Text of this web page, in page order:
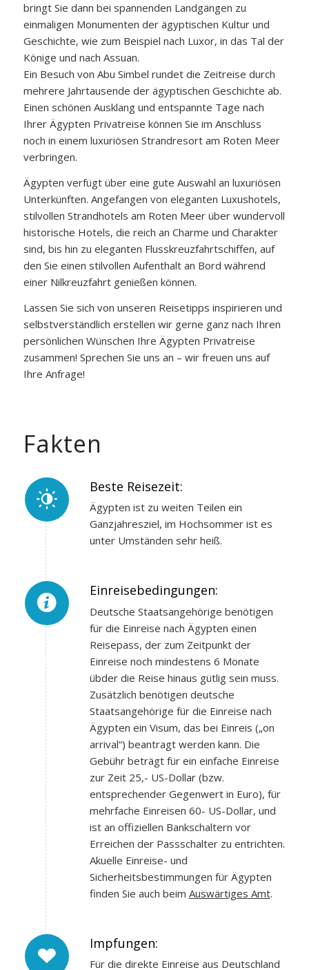
bringt Sie dann bei spannenden Landgängen zu
einmaligen Monumenten der ägyptischen Kultur und
Geschichte, wie zum Beispiel nach Luxor, in das Tal der
Könige und nach Assuan.
Ein Besuch von Abu Simbel rundet die Zeitreise durch
mehrere Jahrtausende der ägyptischen Geschichte ab.
Einen schönen Ausklang und entspannte Tage nach
Ihrer Ägypten Privatreise können Sie im Anschluss
noch in einem luxuriösen Strandresort am Roten Meer
verbringen.
Ägypten verfügt über eine gute Auswahl an luxuriösen
Unterkünften. Angefangen von eleganten Luxushotels,
stilvollen Strandhotels am Roten Meer über wundervoll
historische Hotels, die reich an Charme und Charakter
sind, bis hin zu eleganten Flusskreuzfahrtschiffen, auf
den Sie einen stilvollen Aufenthalt an Bord während
einer Nilkreuzfahrt genießen können.
Lassen Sie sich von unseren Reisetipps inspirieren und
selbstverständlich erstellen wir gerne ganz nach Ihren
persönlichen Wünschen Ihre Ägypten Privatreise
zusammen! Sprechen Sie uns an – wir freuen uns auf
Ihre Anfrage!
Fakten
Beste Reisezeit:
Ägypten ist zu weiten Teilen ein
Ganzjahresziel, im Hochsommer ist es
unter Umständen sehr heiß.
Einreisebedingungen:
Deutsche Staatsangehörige benötigen
für die Einreise nach Ägypten einen
Reisepass, der zum Zeitpunkt der
Einreise noch mindestens 6 Monate
übder die Reise hinaus gütlig sein muss.
Zusätzlich benötigen deutsche
Staatsangehörige für die Einreise nach
Ägypten ein Visum, das bei Einreis („on
arrival“) beantragt werden kann. Die
Gebühr beträgt für ein einfache Einreise
zur Zeit 25,- US-Dollar (bzw.
entsprechender Gegenwert in Euro), für
mehrfache Einreisen 60- US-Dollar, und
ist an offiziellen Bankschaltern vor
Erreichen der Passschalter zu entrichten.
Akuelle Einreise- und
Sicherheitsbestimmungen für Ägypten
finden Sie auch beim Auswärtiges Amt.
Impfungen:
Für die direkte Einreise aus Deutschland